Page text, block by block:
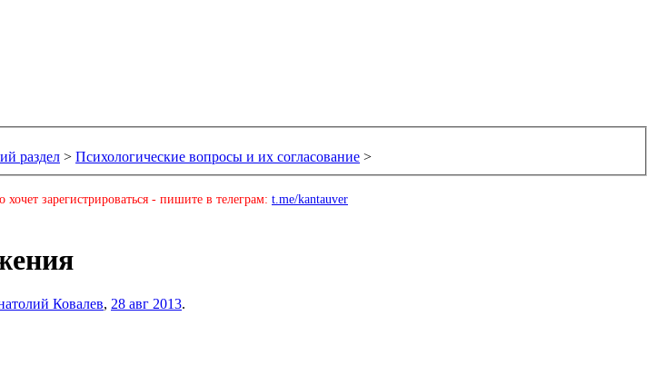
раздел > Психологические вопросы и их согласование >
зарегистрироваться - пишите в телеграм: t.me/kantauver
Ковалев, 28 авг 2013.